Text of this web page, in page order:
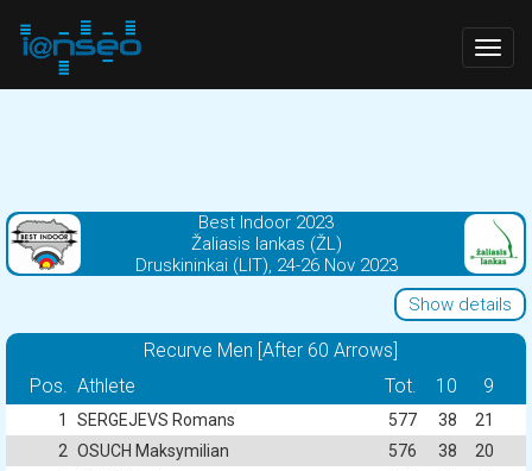
Best Indoor 2023
Žaliasis lankas (ŽL)
Druskininkai (LIT), 24-26 Nov 2023
Show details
Recurve Men [After 60 Arrows]
Pos. Athlete Tot. 10 9
1 SERGEJEVS Romans 577 38
21
2 OSUCH Maksymilian 576 38
20